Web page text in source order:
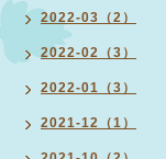
2022-03（2）
2022-02（3）
2022-01（3）
2021-12（1）